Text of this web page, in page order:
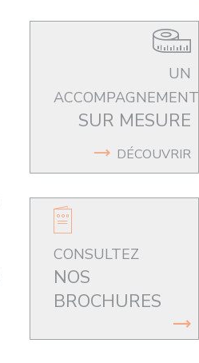
UN
ACCOMPAGNEMENT
SUR MESURE
DÉCOUVRIR
CONSULTEZ
NOS
BROCHURES